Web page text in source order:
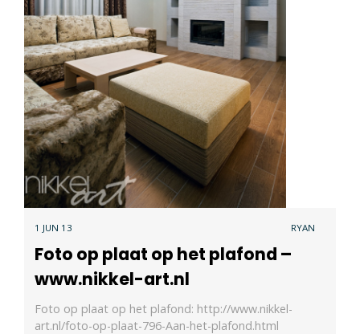
1 JUN 13 RYAN
Foto op plaat op het plafond –
www.nikkel-art.nl
Foto op plaat op het plafond: http://www.nikkel-
art.nl/foto-op-plaat-796-Aan-het-plafond.html